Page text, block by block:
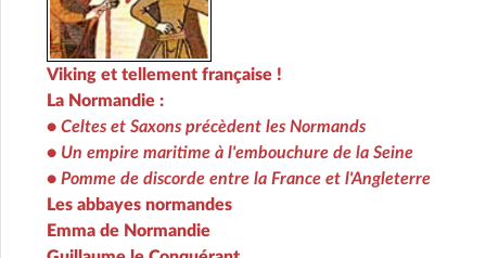
Viking et tellement française !
La Normandie :
• Celtes et Saxons précèdent les Normands
• Un empire maritime à l'embouchure de la Seine
• Pomme de discorde entre la France et l'Angleterre
Les abbayes normandes
Emma de Normandie